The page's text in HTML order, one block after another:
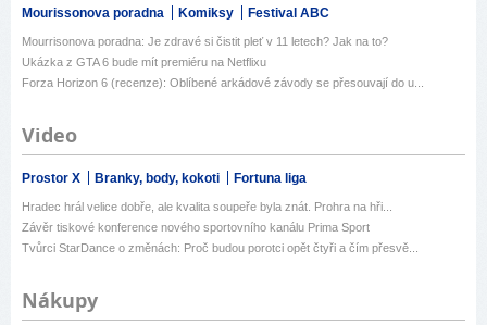
Mourissonova poradna Komiksy Festival ABC
Mourrisonova poradna: Je zdravé si čistit pleť v 11 letech? Jak na to?
Ukázka z GTA 6 bude mít premiéru na Netflixu
Forza Horizon 6 (recenze): Oblíbené arkádové závody se přesouvají do u...
Video
Prostor X Branky, body, kokoti Fortuna liga
Hradec hrál velice dobře, ale kvalita soupeře byla znát. Prohra na hři...
Závěr tiskové konference nového sportovního kanálu Prima Sport
Tvůrci StarDance o změnách: Proč budou porotci opět čtyři a čím přesvě...
Nákupy